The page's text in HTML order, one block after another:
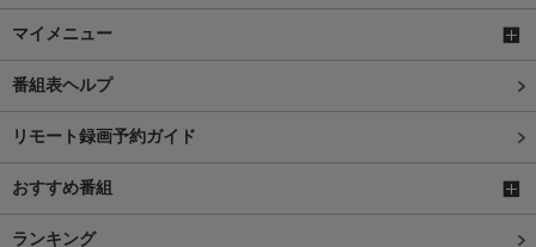
マイメニュー
番組表ヘルプ
リモート録画予約ガイド
おすすめ番組
ランキング